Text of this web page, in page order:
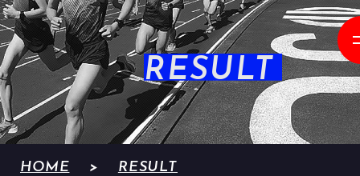
RESULT
HOME
RESULT